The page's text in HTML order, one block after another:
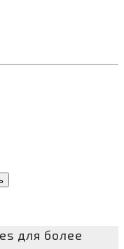
для более